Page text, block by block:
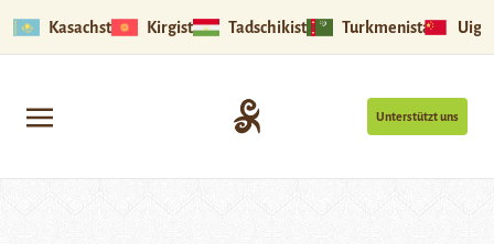
Kasachstan Kirgistan Tadschikistan Turkmenistan
Unterstützt uns